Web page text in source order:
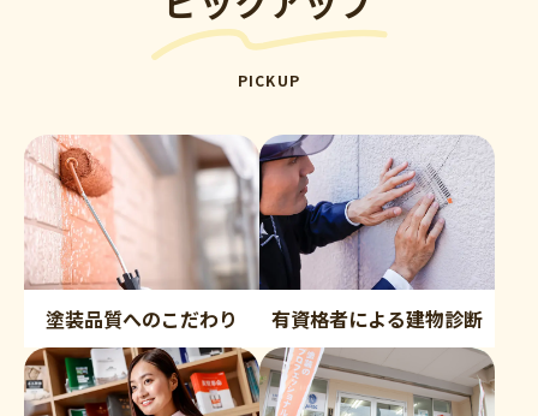
PICKUP
塗装品質へのこだわり 有資格者による建物診断